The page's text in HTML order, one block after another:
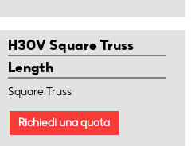
H30V Square Truss
Length
Square Truss
Richiedi una quota